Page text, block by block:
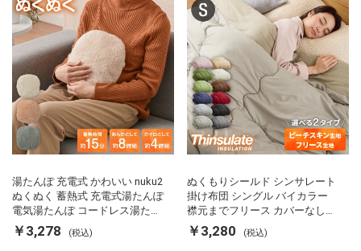
湯たんぽ 充電式 かわいい nuku2
ぬくぬく 蓄熱式 充電式湯たんぽ
電気湯たんぽ コードレス湯たん
ぽ エコ 節電 節約 省エネ 充電式
エコ電気あんか EWT-2143 スリ
￥3,278 (税込)
ぬくもりシールド シンサレート
掛け布団 シングル バイカラー
襟元までフリース カバーなしで
使える 軽い 丸洗い 断熱 保温 抗
菌防臭 洗える 防ダニ 軽量 ホコ
￥3,280 (税込)